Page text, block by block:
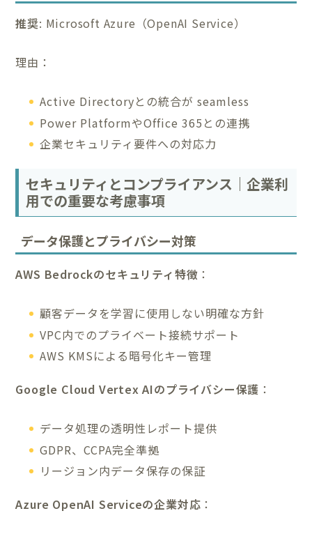
推奨: Microsoft Azure（OpenAI Service）
理由：
Active Directoryとの統合が seamless
Power PlatformやOffice 365との連携
企業セキュリティ要件への対応力
セキュリティとコンプライアンス｜企業利
用での重要な考慮事項
データ保護とプライバシー対策
AWS Bedrockのセキュリティ特徴 ：
顧客データを学習に使用しない明確な方針
VPC内でのプライベート接続サポート
AWS KMSによる暗号化キー管理
Google Cloud Vertex AIのプライバシー保護 ：
データ処理の透明性レポート提供
GDPR、CCPA完全準拠
リージョン内データ保存の保証
Azure OpenAI Serviceの企業対応 ：